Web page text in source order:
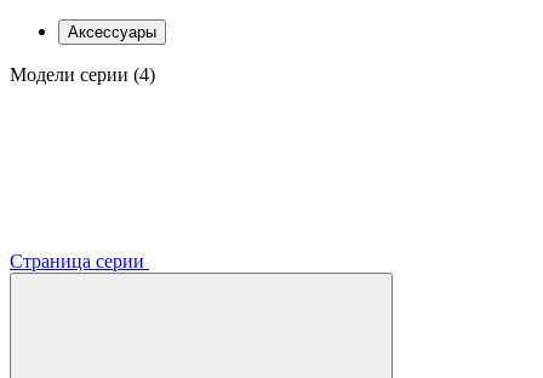
Аксессуары
Модели серии (4)
Страница серии